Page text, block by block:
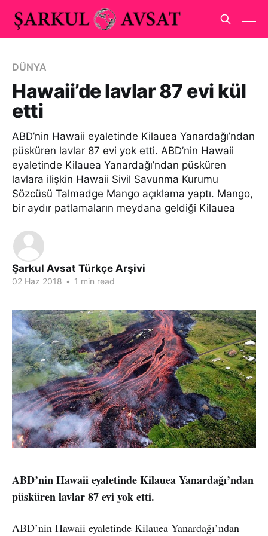
DÜNYA
Hawaii’de lavlar 87 evi kül
etti
ABD’nin Hawaii eyaletinde Kilauea Yanardağı’ndan
püsküren lavlar 87 evi yok etti. ABD’nin Hawaii
eyaletinde Kilauea Yanardağı’ndan püsküren
lavlara ilişkin Hawaii Sivil Savunma Kurumu
Sözcüsü Talmadge Mango açıklama yaptı. Mango,
bir aydır patlamaların meydana geldiği Kilauea
Şarkul Avsat Türkçe Arşivi
02 Haz 2018 • 1 min read
ABD’nin Hawaii eyaletinde Kilauea Yanardağı’ndan
püsküren lavlar 87 evi yok etti.
ABD’nin Hawaii eyaletinde Kilauea Yanardağı’ndan